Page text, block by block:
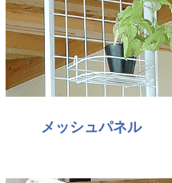
メッシュパネル